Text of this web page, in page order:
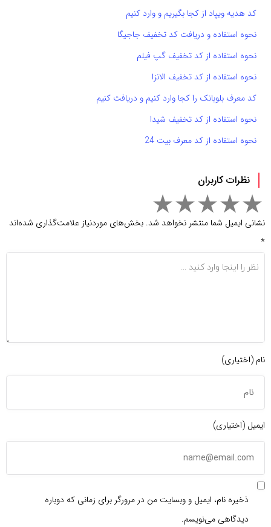
کد هدیه ویپاد از کجا بگیریم و وارد کنیم
نحوه استفاده و دریافت کد تخفیف جاجیگا
نحوه استفاده از کد تخفیف گپ فیلم
نحوه استفاده از کد تخفیف الانزا
کد معرف بلوبانک را کجا وارد کنیم و دریافت کنیم
نحوه استفاده از کد تخفیف شیدا
نحوه استفاده از کد معرف بیت 24
نظرات کاربران
نشانی ایمیل شما منتشر نخواهد شد. بخش‌های موردنیاز علامت‌گذاری شده‌اند
*
نام (اختیاری)
ایمیل (اختیاری)
ذخیره نام، ایمیل و وبسایت من در مرورگر برای زمانی که دوباره
دیدگاهی می‌نویسم.